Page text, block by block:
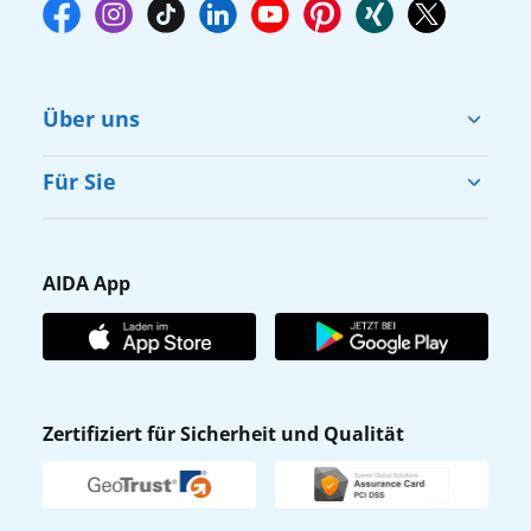
Über uns
Cruise & Help
Karriere
Affiliateprogramm
Verhaltens- & Ethikkodex
Newsletter
Für Sie
Gästefragebogen
AIDA Club
AIDA App
AIDA App
Zertifiziert für Sicherheit und Qualität